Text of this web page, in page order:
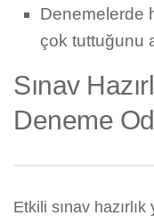
Denemelerde
çok tuttuğunu
Sınav
Deneme
Etkili sınav